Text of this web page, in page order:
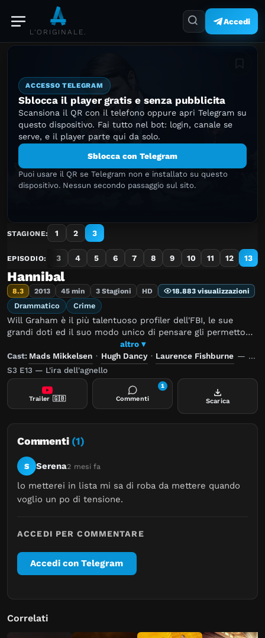
L'ORIGINALE.
Accedi
ACCESSO TELEGRAM
Sblocca il player gratis e senza pubblicita
Scansiona il QR con il telefono oppure apri Telegram su
questo dispositivo. Fai tutto nel bot: login, canale se
serve, e il player parte qui da solo.
Sblocca con Telegram
Puoi usare il QR se Telegram non e installato su questo
dispositivo. Nessun secondo passaggio sul sito.
STAGIONE: 1 2 3
EPISODIO:
1 2 3 4 5 6 7 8 9 10 11 12 13
Hannibal
8.3 2013 45 min 3 Stagioni HD 18.883 visualizzazioni
Drammatico Crime
Will Graham è il più talentuoso profiler dell'FBI, le sue
grandi doti ed il suo modo unico di pensare gli permettono
di entrare nella mente di un killer come nessun altro.
Tuttavia, tale abilità e la prolungata empatia iniziano, col
passare del tempo, a giocare crudelmente con
l'immaginazione dell'uomo, trascinandolo sempre più
vicino al baratro, alla sottile linea che divide follia e realtà.
Al fine di riportare equilibrio ad una mente spesso
travagliata come quella di Will, egli viene affiancato
come qualcosa di non meno distorto si celi nel noto
brillanti, avvezze a studiare quelle altrui ed a modo loro
macchiate, iniziano così il proprio gioco.
altro ▾
Cast: Mads Mikkelsen · Hugh Dancy· Laurence Fishburne —
S3 E13 — L'ira dell'agnello
Trailer 🇬🇧 Commenti
1
Scarica
Commenti (1)
S Serena2 mesi fa
lo metterei in lista mi sa di roba da mettere quando
voglio un po di tensione.
ACCEDI PER COMMENTARE
Accedi con Telegram
Correlati